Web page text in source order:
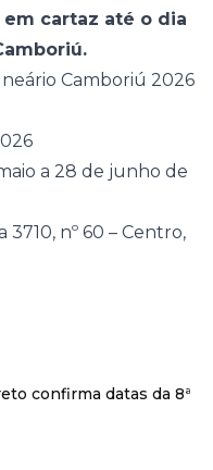
em cartaz até o dia
Camboriú 2026
a 28 de junho de
3710, nº 60 – Centro,
confirma datas da 8ª